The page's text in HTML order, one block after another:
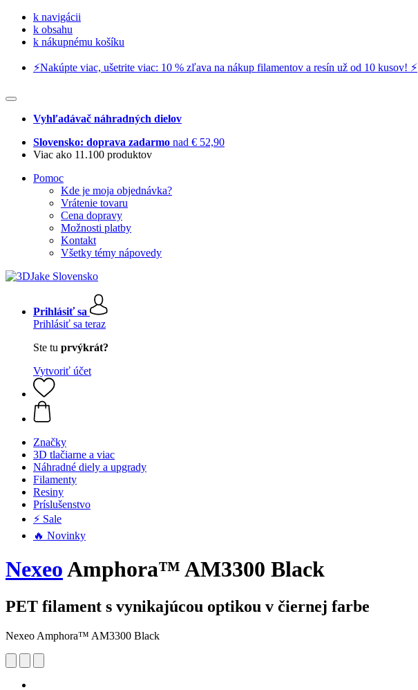
k navigácii
k obsahu
k nákupnému košíku
⚡️Nakúpte viac, ušetrite viac: 10 % zľava na nákup filamentov a resín už od 10 kusov! ⚡️
Vyhľadávač náhradných dielov
Slovensko: doprava zadarmo nad € 52,90
Viac ako 11.100 produktov
Pomoc
Kde je moja objednávka?
Vrátenie tovaru
Cena dopravy
Možnosti platby
Kontakt
Všetky témy nápovedy
Prihlásiť sa
Prihlásiť sa teraz
Ste tu prvýkrát?
Vytvoriť účet
Značky
3D tlačiarne a viac
Náhradné diely a upgrady
Filamenty
Resiny
Príslušenstvo
⚡ Sale
🔥 Novinky
NexeoAmphora™ AM3300 Black
PET filament s vynikajúcou optikou v čiernej farbe
Nexeo Amphora™ AM3300 Black